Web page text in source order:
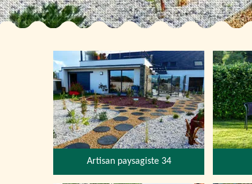
Artisan paysagiste 34